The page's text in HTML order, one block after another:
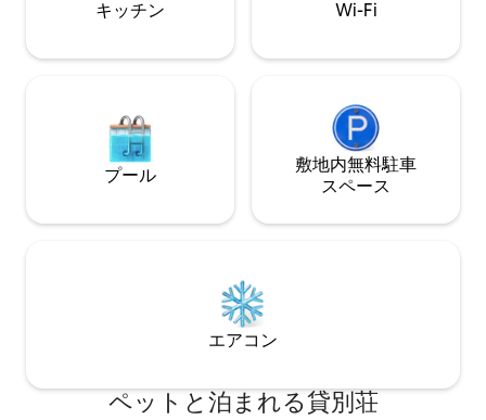
キッチン Wi-Fi
プール
敷地内無料駐⁠車
ス⁠ペ⁠ー⁠ス
エアコン
ペットと泊まれる貸別荘